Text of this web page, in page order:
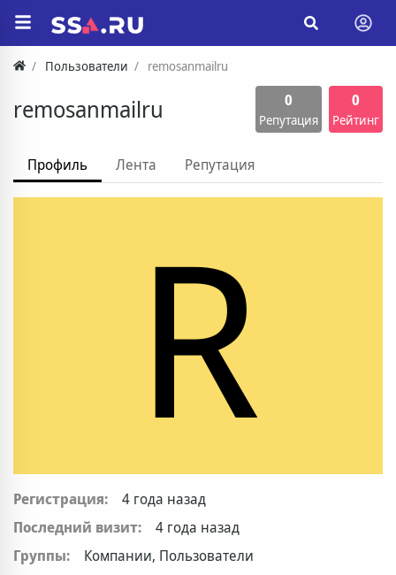
Пользователи remosanmailru
remosanmailru 0
Репутация
0
Рейтинг
Профиль Лента Репутация
R
Регистрация:
4 года назад
Последний визит:
4 года назад
Группы:
Компании, Пользователи